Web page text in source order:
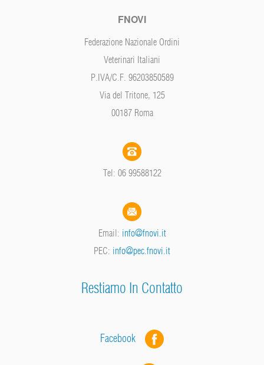
FNOVI
Federazione Nazionale Ordini
Veterinari Italiani
P.IVA/C.F. 96203850589
Via del Tritone, 125
00187 Roma
Tel: 06 99588122
Email: info@fnovi.it
PEC: info@pec.fnovi.it
Restiamo In Contatto
Facebook